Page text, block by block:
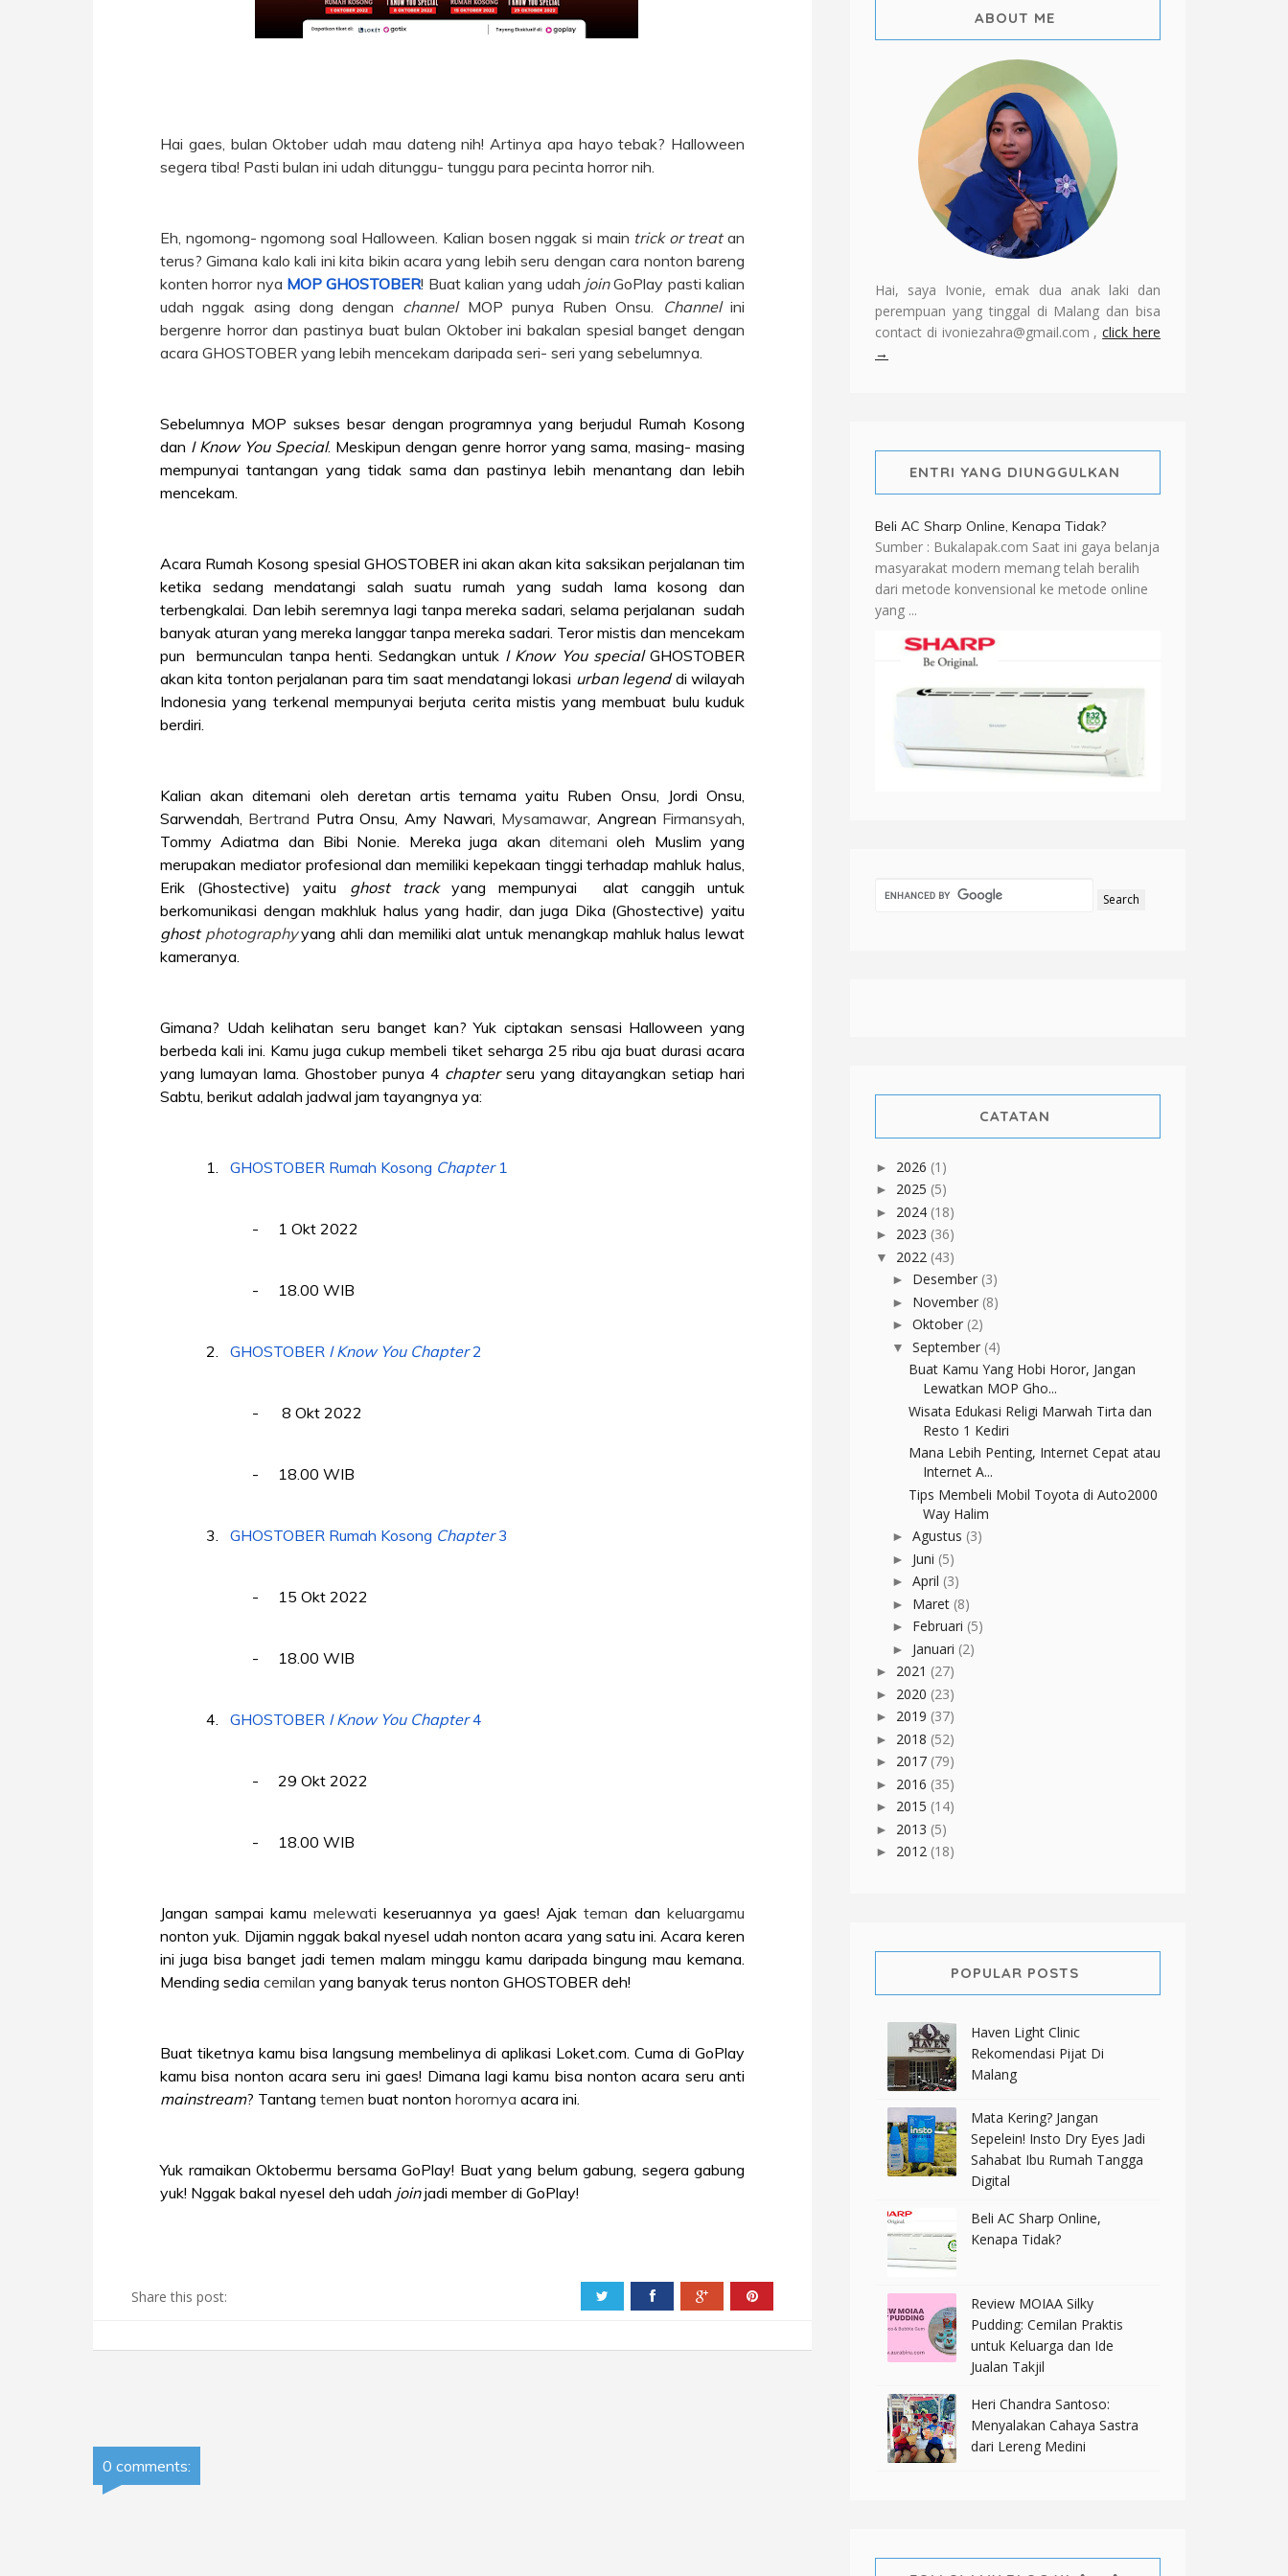
Hai gaes, bulan Oktober udah mau dateng nih! Artinya apa hayo tebak? Halloween
segera tiba! Pasti bulan ini udah ditunggu- tunggu para pecinta horror nih.
Eh, ngomong- ngomong soal Halloween. Kalian bosen nggak si main trick or treatan
terus? Gimana kalo kali ini kita bikin acara yang lebih seru dengan cara nonton bareng
konten horror nya MOP GHOSTOBER! Buat kalian yang udah joinGoPlay pasti kalian
udah nggak asing dong dengan channelMOP punya Ruben Onsu. Channelini
bergenre horror dan pastinya buat bulan Oktober ini bakalan spesial banget dengan
acara GHOSTOBER yang lebih mencekam daripada seri- seri yang sebelumnya.
Sebelumnya MOP sukses besar dengan programnya yang berjudul Rumah Kosong
dan I Know You Special. Meskipun dengan genre horror yang sama, masing- masing
mempunyai tantangan yang tidak sama dan pastinya lebih menantang dan lebih
mencekam.
Acara Rumah Kosong spesial GHOSTOBER ini akan akan kita saksikan perjalanan tim
ketika sedang mendatangi salah suatu rumah yang sudah lama kosong dan
terbengkalai. Dan lebih seremnya lagi tanpa mereka sadari, selama perjalanan sudah
banyak aturan yang mereka langgar tanpa mereka sadari. Teror mistis dan mencekam
pun
bermunculan tanpa henti. Sedangkan untuk I Know You specialGHOSTOBER
akan kita tonton perjalanan para tim saat mendatangi lokasi urban legenddi wilayah
Indonesia yang terkenal mempunyai berjuta cerita mistis yang membuat bulu kuduk
berdiri.
Kalian akan ditemani oleh deretan artis ternama yaitu Ruben Onsu, Jordi Onsu,
Sarwendah, Bertrand Putra Onsu, Amy Nawari, Mysamawar, Angrean Firmansyah
Tommy Adiatma dan Bibi Nonie. Mereka juga akan ditemani oleh Muslim yang
merupakan mediator profesional dan memiliki kepekaan tinggi terhadap mahluk halus,
Erik (Ghostective) yaitu ghost trackyang mempunyai
alat canggih untuk
berkomunikasi dengan makhluk halus yang hadir, dan juga Dika (Ghostective) yaitu
ghost photographyyang ahli dan memiliki alat untuk menangkap mahluk halus lewat
kameranya.
Gimana? Udah kelihatan seru banget kan? Yuk ciptakan sensasi Halloween yang
berbeda kali ini. Kamu juga cukup membeli tiket seharga 25 ribu aja buat durasi acara
yang lumayan lama. Ghostober punya 4 chapterseru yang ditayangkan setiap hari
Sabtu, berikut adalah jadwal jam tayangnya ya:
1. GHOSTOBER Rumah Kosong Chapter1
- 1 Okt 2022
- 18.00 WIB
2. GHOSTOBER I Know You Chapter2
- 8 Okt 2022
- 18.00 WIB
3. GHOSTOBER Rumah Kosong Chapter3
- 15 Okt 2022
- 18.00 WIB
4. GHOSTOBER I Know You Chapter4
- 29 Okt 2022
- 18.00 WIB
Jangan sampai kamumelewati keseruannya ya gaes! Ajak teman dankeluargamu
nonton yuk. Dijamin nggak bakal nyesel udah nonton acara yang satu ini. Acara keren
ini juga bisa banget jadi temen malam minggu kamu daripada bingung mau kemana.
Mending sedia cemilan yang banyak terus nonton GHOSTOBER deh!
Buat tiketnya kamu bisa langsung membelinya di aplikasi Loket.com. Cuma di GoPlay
kamu bisa nonton acara seru ini gaes! Dimana lagi kamu bisa nonton acara seru anti
mainstream? Tantang temen buat nonton horornya acara ini.
Yuk ramaikan Oktobermu bersama GoPlay! Buat yang belum gabung, segera gabung
yuk! Nggak bakal nyesel deh udah joinjadi member di GoPlay!
Share this post:
0 comments:
ABOUT ME
Hai, saya Ivonie, emak dua anak laki dan
perempuan yang tinggal di Malang dan bisa
contact di ivoniezahra@gmail.com ,click here
→
ENTRI YANG DIUNGGULKAN
Beli AC Sharp Online, Kenapa Tidak?
Sumber : Bukalapak.com Saat ini gaya belanja
masyarakat modern memang telah beralih
dari metode konvensional ke metode online
yang ...
CATATAN
► 2026 (1)
► 2025 (5)
► 2024 (18)
► 2023 (36)
▼ 2022 (43)
► Desember (3)
► November (8)
► Oktober (2)
▼ September (4)
Buat Kamu Yang Hobi Horor, Jangan
Lewatkan MOP Gho...
Wisata Edukasi Religi Marwah Tirta dan
Resto 1 Kediri
Mana Lebih Penting, Internet Cepat atau
Internet A...
Tips Membeli Mobil Toyota di Auto2000
Way Halim
► Agustus (3)
► Juni (5)
► April (3)
► Maret (8)
► Februari (5)
► Januari (2)
► 2021 (27)
► 2020 (23)
► 2019 (37)
► 2018 (52)
► 2017 (79)
► 2016 (35)
► 2015 (14)
► 2013 (5)
► 2012 (18)
POPULAR POSTS
Haven Light Clinic
Rekomendasi Pijat Di
Malang
Mata Kering? Jangan
Sepelein! Insto Dry Eyes Jadi
Sahabat Ibu Rumah Tangga
Digital
Beli AC Sharp Online,
Kenapa Tidak?
Review MOIAA Silky
Pudding: Cemilan Praktis
untuk Keluarga dan Ide
Jualan Takjil
Heri Chandra Santoso:
Menyalakan Cahaya Sastra
dari Lereng Medini